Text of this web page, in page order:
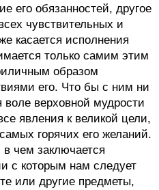
его обязанностей, другое
чувствительных и
касается исполнения
только самим этим
образом
его. Что бы с ним ни
воле верховной мудрости
явления к великой цели,
горячих его желаний.
чем заключается
с которым нам следует
или другие предметы,